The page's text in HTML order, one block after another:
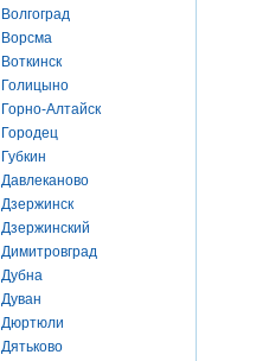
Волгоград
Ворсма
Воткинск
Голицыно
Горно-Алтайск
Городец
Губкин
Давлеканово
Дзержинск
Дзержинский
Димитровград
Дубна
Дуван
Дюртюли
Дятьково